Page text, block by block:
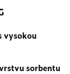
vysokou
sorbentu